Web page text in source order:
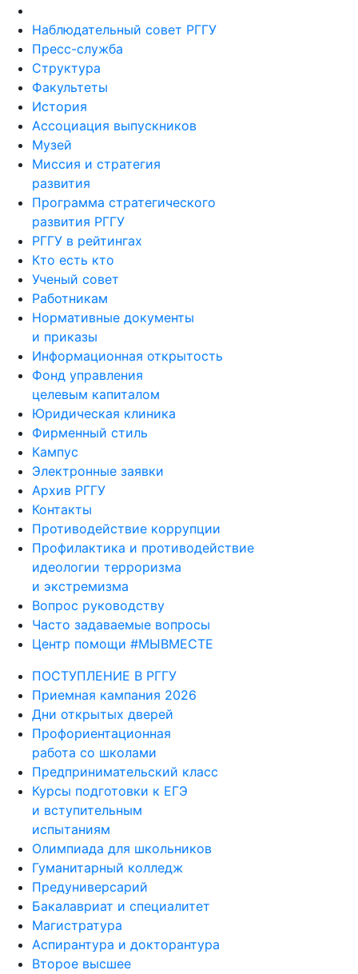
Наблюдательный совет РГГУ
Пресс-служба
Структура
Факультеты
История
Ассоциация выпускников
Музей
Миссия и стратегия
развития
Программа стратегического
развития РГГУ
РГГУ в рейтингах
Кто есть кто
Ученый совет
Работникам
Нормативные документы
и приказы
Информационная открытость
Фонд управления
целевым капиталом
Юридическая клиника
Фирменный стиль
Кампус
Электронные заявки
Архив РГГУ
Контакты
Противодействие коррупции
Профилактика и противодействие
идеологии терроризма
и экстремизма
Вопрос руководству
Часто задаваемые вопросы
Центр помощи #МЫВМЕСТЕ
ПОСТУПЛЕНИЕ В РГГУ
Приемная кампания 2026
Дни открытых дверей
Профориентационная
работа со школами
Предпринимательский класс
Курсы подготовки к ЕГЭ
и вступительным
испытаниям
Олимпиада для школьников
Гуманитарный колледж
Предуниверсарий
Бакалавриат и специалитет
Магистратура
Аспирантура и докторантура
Второе высшее